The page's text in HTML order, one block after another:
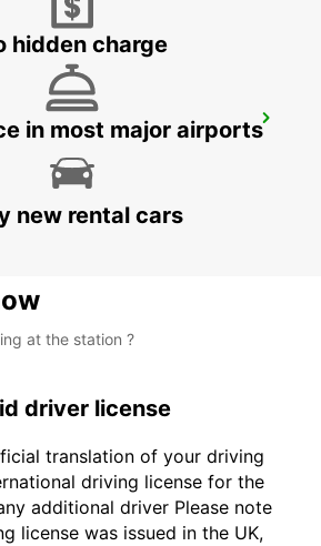
DOWNTOWN
hidden charge
in most major airports
new rental cars
at the station ?
driver license
translation of your driving
driving license for the
additional driver Please note
license was issued in the UK,